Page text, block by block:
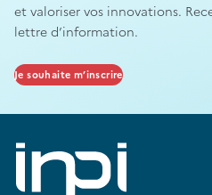
et valoriser vos innovations.
lettre d’information.
Je souhaite m’inscrire